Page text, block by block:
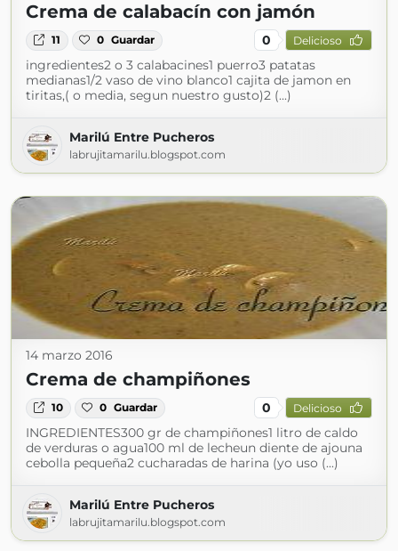
Crema de calabacín con jamón
11 0 Guardar 0 Delicioso
ingredientes2 o 3 calabacines1 puerro3 patatas
medianas1/2 vaso de vino blanco1 cajita de jamon en
tiritas,( o media, segun nuestro gusto)2 (...)
Marilú Entre Pucheros
labrujitamarilu.blogspot.com
14 marzo 2016
Crema de champiñones
10 0 Guardar 0 Delicioso
INGREDIENTES300 gr de champiñones1 litro de caldo
de verduras o agua100 ml de lecheun diente de ajouna
cebolla pequeña2 cucharadas de harina (yo uso (...)
Marilú Entre Pucheros
labrujitamarilu.blogspot.com